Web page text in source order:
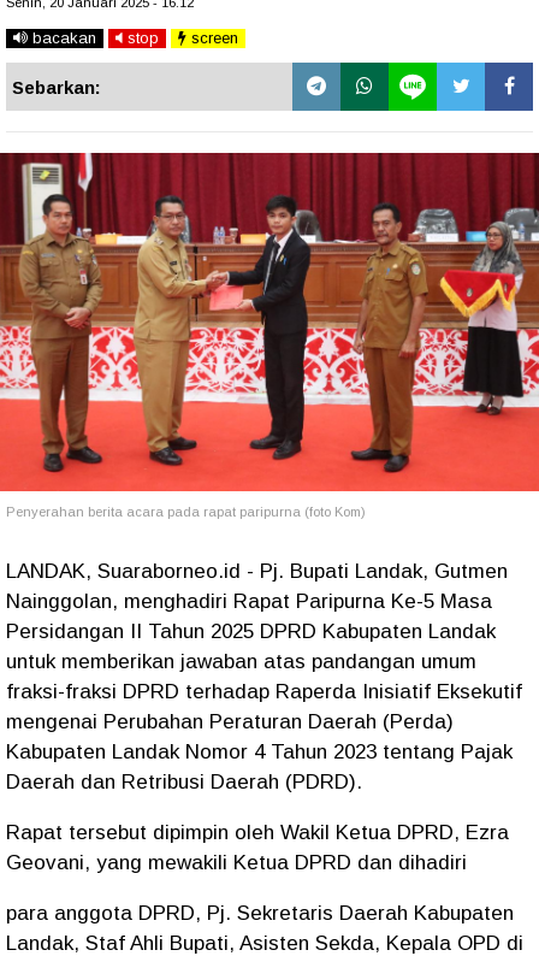
bacakan stop screen
Sebarkan:
Penyerahan berita acara pada rapat paripurna (foto Kom)
LANDAK, Suaraborneo.id - Pj. Bupati Landak, Gutmen
Nainggolan, menghadiri Rapat Paripurna Ke-5 Masa
Persidangan II Tahun 2025 DPRD Kabupaten Landak
untuk memberikan jawaban atas pandangan umum
fraksi-fraksi DPRD terhadap Raperda Inisiatif Eksekutif
mengenai Perubahan Peraturan Daerah (Perda)
Kabupaten Landak Nomor 4 Tahun 2023 tentang Pajak
Daerah dan Retribusi Daerah (PDRD).
Rapat tersebut dipimpin oleh Wakil Ketua DPRD, Ezra
Geovani, yang mewakili Ketua DPRD dan dihadiri
para anggota DPRD, Pj. Sekretaris Daerah Kabupaten
Landak, Staf Ahli Bupati, Asisten Sekda, Kepala OPD di